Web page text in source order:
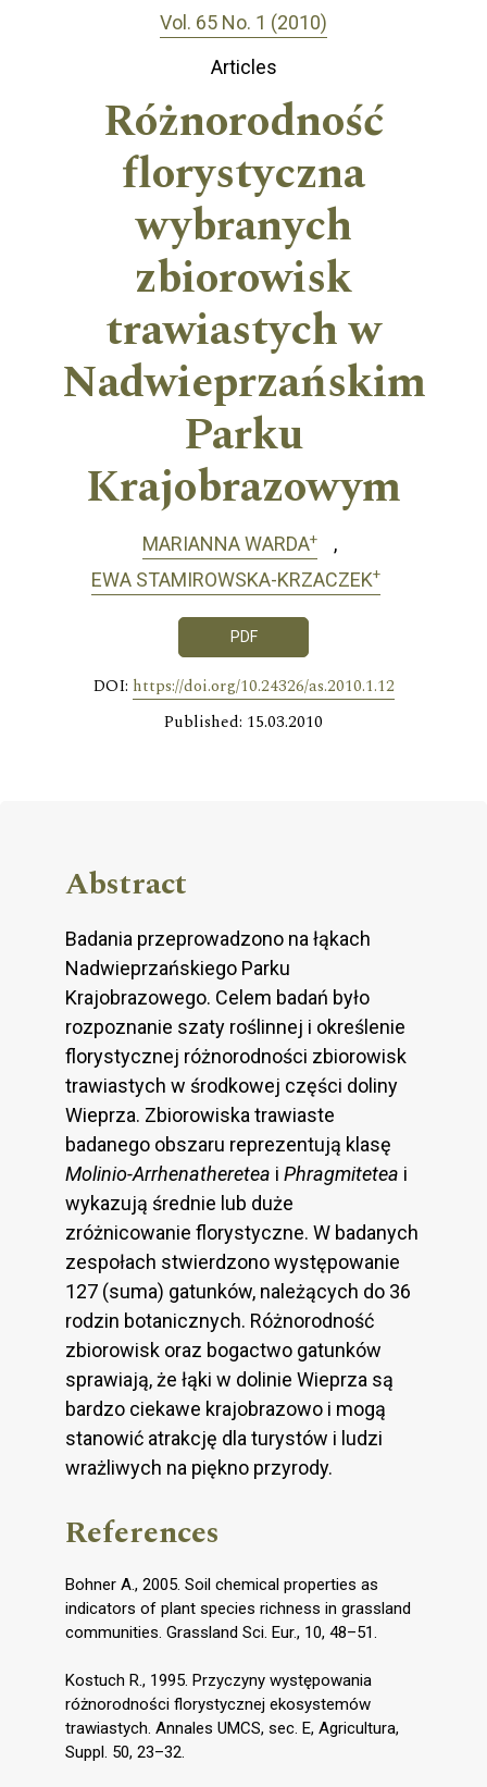
Vol. 65 No. 1 (2010)
Articles
Różnorodność
florystyczna
wybranych
zbiorowisk
trawiastych w
Nadwieprzańskim
Parku
Krajobrazowym
MARIANNA WARDA+
EWA STAMIROWSKA-KRZACZEK+
PDF
DOI: https://doi.org/10.24326/as.2010.1.12
Published: 15.03.2010
Abstract
Badania przeprowadzono na łąkach
Nadwieprzańskiego Parku
Krajobrazowego. Celem badań było
rozpoznanie szaty roślinnej i określenie
florystycznej różnorodności zbiorowisk
trawiastych w środkowej części doliny
Wieprza. Zbiorowiska trawiaste
badanego obszaru reprezentują klasę
Molinio-Arrhenatheretea i Phragmitetea i
wykazują średnie lub duże
zróżnicowanie florystyczne. W badanych
zespołach stwierdzono występowanie
127 (suma) gatunków, należących do 36
rodzin botanicznych. Różnorodność
zbiorowisk oraz bogactwo gatunków
sprawiają, że łąki w dolinie Wieprza są
bardzo ciekawe krajobrazowo i mogą
stanowić atrakcję dla turystów i ludzi
wrażliwych na piękno przyrody.
References
Bohner A., 2005. Soil chemical properties as
indicators of plant species richness in grassland
communities. Grassland Sci. Eur., 10, 48–51.
Kostuch R., 1995. Przyczyny występowania
różnorodności florystycznej ekosystemów
trawiastych. Annales UMCS, sec. E, Agricultura,
Suppl. 50, 23–32.